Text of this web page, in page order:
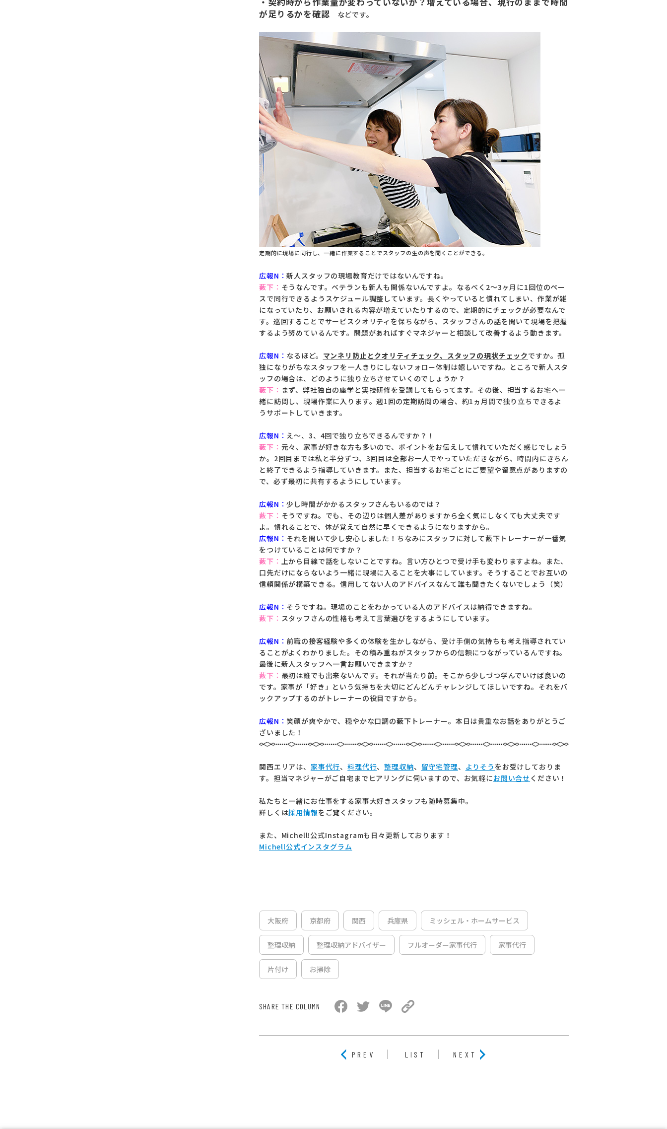
が足りるかを確認 などです。
定期的に現場に同行し、一緒に作業することでスタッフの生の声を聞くことができる。
広報N：新人スタッフの現場教育だけではないんですね。
藪下： そうなんです。ベテランも新人も関係ないんですよ。なるべく2～3ヶ月に1回位のペー
スで同行できるようスケジュール調整しています。長くやっていると慣れてしまい、作業が雑
になっていたり、お願いされる内容が増えていたりするので、定期的にチェックが必要なんで
す。巡回することでサービスクオリティを保ちながら、スタッフさんの話を聞いて現場を把握
するよう努めているんです。問題があればすぐマネジャーと相談して改善するよう動きます。
広報N： なるほど。 マンネリ防止とクオリティチェック、スタッフの現状チェックですか。孤
独になりがちなスタッフを一人きりにしないフォロー体制は嬉しいですね。ところで新人スタ
ッフの場合は、どのように独り立ちさせていくのでしょうか？
藪下： まず、弊社独自の座学と実技研修を受講してもらってます。その後、担当するお宅へ一
緒に訪問し、現場作業に入ります。週1回の定期訪問の場合、約1ヵ月間で独り立ちできるよ
うサポートしていきます。
広報N： え～、3、4回で独り立ちできるんですか？！
藪下： 元々、家事が好きな方も多いので、ポイントをお伝えして慣れていただく感じでしょう
か。2回目までは私と半分ずつ、3回目は全部お一人でやっていただきながら、時間内にきちん
と終了できるよう指導していきます。また、担当するお宅ごとにご要望や留意点がありますの
で、必ず最初に共有するようにしています。
広報N：少し時間がかかるスタッフさんもいるのでは？
藪下： そうですね。でも、その辺りは個人差がありますから全く気にしなくても大丈夫です
よ。慣れることで、体が覚えて自然に早くできるようになりますから。
広報N： それを聞いて少し安心しました！ちなみにスタッフに対して藪下トレーナーが一番気
をつけていることは何ですか？
藪下： 上から目線で話をしないことですね。言い方ひとつで受け手も変わりますよね。また、
口先だけにならないよう一緒に現場に入ることを大事にしています。そうすることでお互いの
信頼関係が構築できる。信用してない人のアドバイスなんて誰も聞きたくないでしょう（笑）
広報N： そうですね。現場のことをわかっている人のアドバイスは納得できますね。
藪下： スタッフさんの性格も考えて言葉選びをするようにしています。
広報N： 前職の接客経験や多くの体験を生かしながら、受け手側の気持ちも考え指導されてい
ることがよくわかりました。その積み重ねがスタッフからの信頼につながっているんですね。
最後に新人スタッフへ一言お願いできますか？
藪下： 最初は誰でも出来ないんです。それが当たり前。そこから少しづつ学んでいけば良いの
です。家事が「好き」という気持ちを大切にどんどんチャレンジしてほしいですね。それをバ
ックアップするのがトレーナーの役目ですから。
広報N： 笑顔が爽やかで、穏やかな口調の藪下トレーナー。本日は貴重なお話をありがとうご
ざいました！
関西エリアは、 家事代行、料理代行、整理収納、 留守宅管理、 よりそう をお受けしておりま
す。担当マネジャーがご自宅までヒアリングに伺いますので、お気軽にお問い合せ ください！
私たちと一緒にお仕事をする家事大好きスタッフも随時募集中。
詳しくは採用情報をご覧ください。
また、Michell!公式Instagramも日々更新しております！
Michell公式インスタグラム
大阪府 京都府 関西 兵庫県 ミッシェル・ホームサービス
整理収納 整理収納アドバイザー フルオーダー家事代行 家事代行
片付け お掃除
SHARE THE COLUMN
PREV LIST NEXT